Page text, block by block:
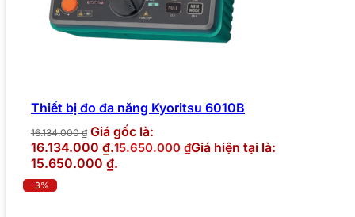
Thiết bị đo đa năng Kyoritsu 6010B
16.134.000₫ Giá gốc là:
16.134.000 ₫.15.650.000 ₫Giá hiện tại là:
15.650.000 ₫.
-3%